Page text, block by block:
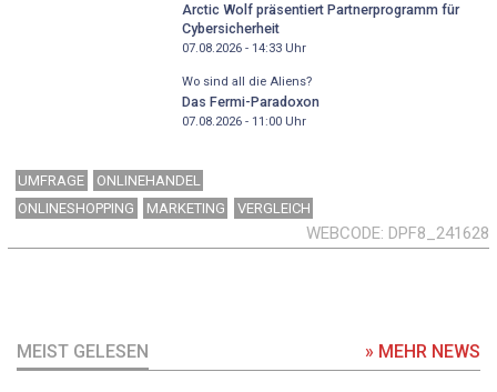
Arctic Wolf präsentiert Partnerprogramm für
Cybersicherheit
07.08.2026 - 14:33Uhr
Wo sind all die Aliens?
Das Fermi-Paradoxon
07.08.2026 - 11:00Uhr
UMFRAGE
ONLINEHANDEL
ONLINESHOPPING
MARKETING VERGLEICH
WEBCODE DPF8_241628
MEIST GELESEN » MEHR NEWS